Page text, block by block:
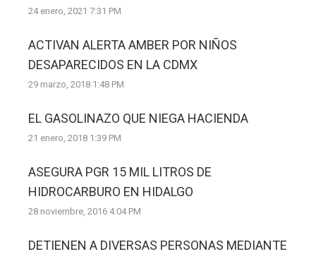
24 enero, 2021 7:31 PM
ACTIVAN ALERTA AMBER POR NIÑOS
DESAPARECIDOS EN LA CDMX
29 marzo, 2018 1:48 PM
EL GASOLINAZO QUE NIEGA HACIENDA
21 enero, 2018 1:39 PM
ASEGURA PGR 15 MIL LITROS DE
HIDROCARBURO EN HIDALGO
28 noviembre, 2016 4:04 PM
DETIENEN A DIVERSAS PERSONAS MEDIANTE